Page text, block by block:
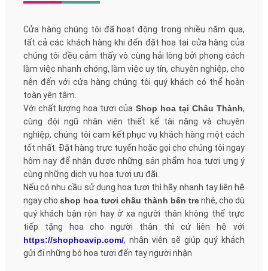
Cửa hàng chúng tôi đã hoạt động trong nhiều năm qua,
tất cả các khách hàng khi đến đặt hoa tại cửa hàng của
chúng tôi đều cảm thấy vô cùng hải lòng bởi phong cách
làm việc nhanh chóng, làm việc uy tín, chuyên nghiệp, cho
nên đến với cửa hàng chúng tôi quý khách có thể hoàn
toàn yên tâm.
Với chất lượng hoa tươi của Shop hoa tại Châu Thành,
cùng đội ngũ nhân viên thiết kế tài năng và chuyên
nghiệp, chúng tôi cam kết phục vụ khách hàng một cách
tốt nhất. Đặt hàng trực tuyến hoặc gọi cho chúng tôi ngay
hôm nay để nhận được những sản phẩm hoa tươi ưng ý
cùng những dịch vụ hoa tươi ưu đãi.
Nếu có nhu cầu sử dụng hoa tươi thì hãy nhanh tay liên hệ
ngay choshop hoa tươi châu thành bến trenhé, cho dù
quý khách bận rộn hay ở xa người thân không thể trực
tiếp tặng hoa cho người thân thì cứ liên hệ với
https://shophoavip.com/, nhân viên sẽ giúp quý khách
gửi đi những bó hoa tươi đến tay người nhận